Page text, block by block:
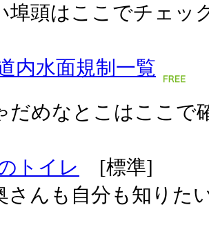
埠頭はここでチェッ
内水面規制一覧
だめなとこはここで
トイレ
[標準]
さんも自分も知りた